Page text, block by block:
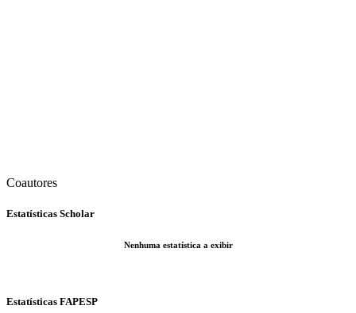
Coautores
Estatísticas Scholar
Nenhuma estatística a exibir
Estatísticas FAPESP